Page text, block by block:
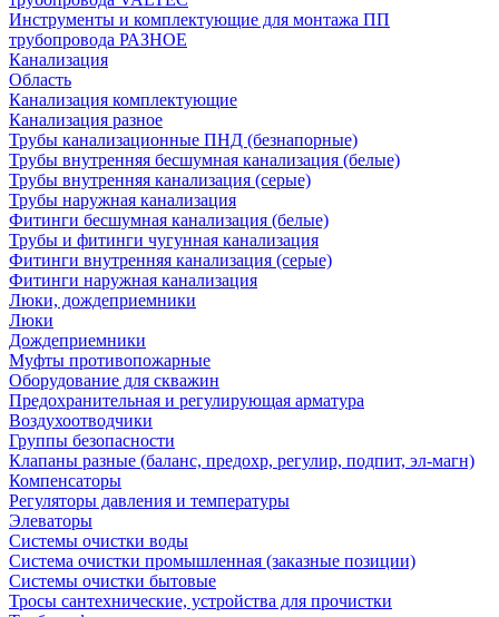
Инструменты и комплектующие для монтажа ПП
трубопровода РАЗНОЕ
Канализация
Область
Канализация комплектующие
Канализация разное
Трубы канализационные ПНД (безнапорные)
Трубы внутренняя бесшумная канализация (белые)
Трубы внутренняя канализация (серые)
Трубы наружная канализация
Фитинги бесшумная канализация (белые)
Трубы и фитинги чугунная канализация
Фитинги внутренняя канализация (серые)
Фитинги наружная канализация
Люки, дождеприемники
Люки
Дождеприемники
Муфты противопожарные
Оборудование для скважин
Предохранительная и регулирующая арматура
Воздухоотводчики
Группы безопасности
Клапаны разные (баланс, предохр, регулир, подпит, эл-магн)
Компенсаторы
Регуляторы давления и температуры
Элеваторы
Системы очистки воды
Система очистки промышленная (заказные позиции)
Системы очистки бытовые
Тросы сантехнические, устройства для прочистки